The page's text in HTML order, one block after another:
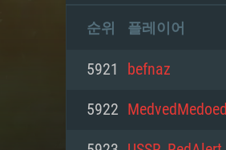
순위 플레이어
5921 befnaz
5922 MedvedMedoed